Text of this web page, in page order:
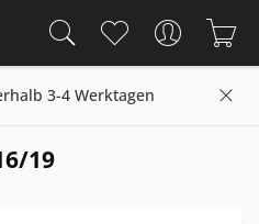
3-4 Werktagen
19